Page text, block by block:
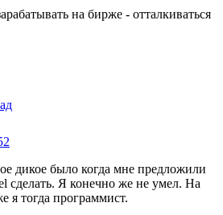
на бирже - отталкиваться
дикое было когда мне предложили
сделать. Я конечно же не умел. На
я тогда программист.